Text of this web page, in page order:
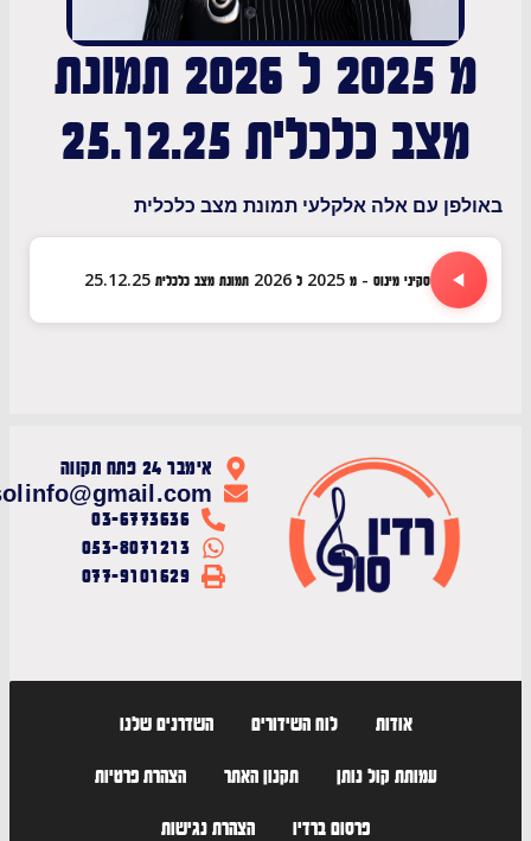
מ 2025 ל 2026 תמונת
כלכלית 25.12.25
עם אלה אלקלעי תמונת מצב כלכלית
סקיני מינוס - מ 2025 ל 2026 תמונת מצב כלכלית 25.12.25
אימבר 24 פתח תקווה
radiosolinfo@gmail.com
03-6773636
053-8071213
077-9101629
לוח השידורים השדרנים שלנו
עמותת קול נותן תקנון האתר הצהרת פרטיות
פרסום ברדיו הצהרת נגישות